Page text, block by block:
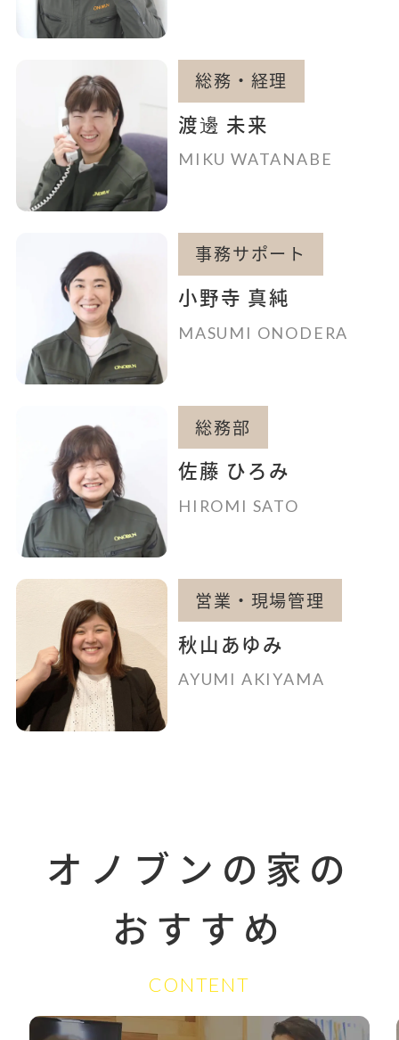
総務・経理
渡邊 未来
MIKU WATANABE
事務サポート
小野寺 真純
MASUMI ONODERA
総務部
佐藤 ひろみ
HIROMI SATO
営業・現場管理
秋山あゆみ
AYUMI AKIYAMA
オノブンの家の
おすすめ
CONTENT